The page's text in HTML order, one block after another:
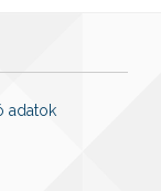
adatok